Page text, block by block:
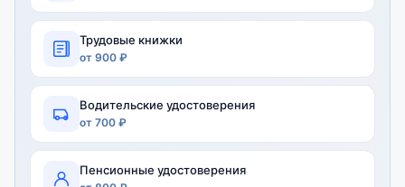
Трудовые книжки
от 900 ₽
Водительские удостоверения
от 700 ₽
Пенсионные удостоверения